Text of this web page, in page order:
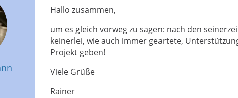
Hallo zusammen,
um es gleich vorweg zu sagen: nach den
keinerlei, wie auch immer geartete,
Projekt geben!
Viele Grüße
Rainer